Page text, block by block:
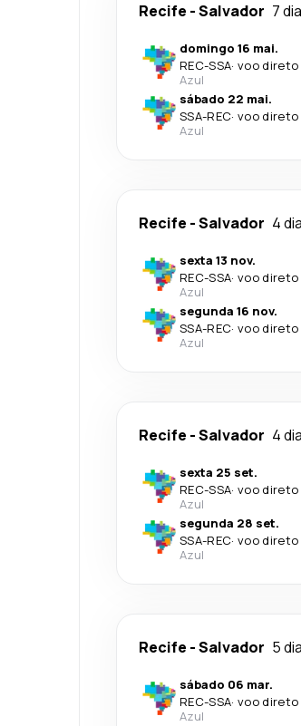
Recife -Salvador 7
domingo 16 mai.
REC-SSA· voo direto
Azul
sábado 22 mai.
SSA-REC· voo direto
Azul
Recife -Salvador 4
sexta 13 nov.
REC-SSA· voo direto
Azul
segunda 16 nov.
SSA-REC· voo direto
Azul
Recife -Salvador 4
sexta 25 set.
REC-SSA· voo direto
Azul
segunda 28 set.
SSA-REC· voo direto
Azul
Recife -Salvador 5
sábado 06 mar.
REC-SSA· voo direto
Azul